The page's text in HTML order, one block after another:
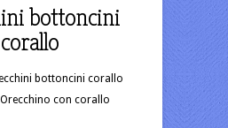
bottoncini
corallo
bottoncini corallo
con corallo